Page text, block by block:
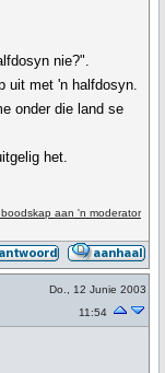
nie?".
uit met 'n halfdosyn.
onder die land se
het.
aan 'n moderator
Do., 12 Junie 2003
11:54